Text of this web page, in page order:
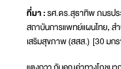
ที่มา :รศ.ดร.สุธาทิพ ภมรปร
สถาบันการแพทย์แผนไทย, ส
เสริมสุขภาพ (สสส.) [30 มก